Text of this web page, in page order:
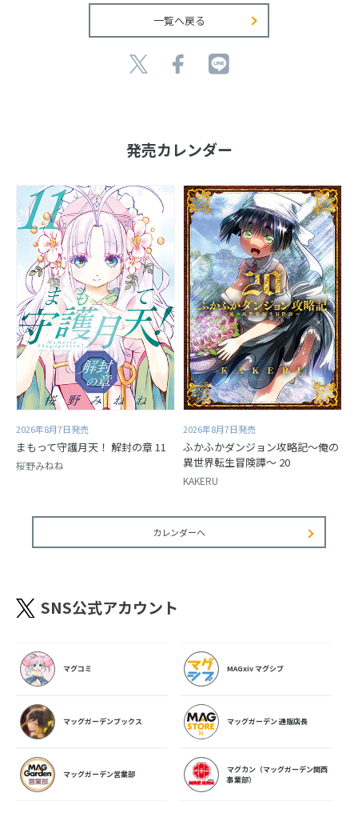
一覧へ戻る
発売カレンダー
2026年8月7日発売
まもって守護月天！ 解封の章 11
桜野みねね
2026年8月7日発売
ふかふかダンジョン攻略記～俺の
異世界転生冒険譚～ 20
KAKERU
カレンダーへ
SNS公式アカウント
マグコミ MAGxiv マグシブ
マッグガーデンブックス マッグガーデン 通販店長
マッグガーデン営業部
マグカン（マッグガーデン関西
事業部）